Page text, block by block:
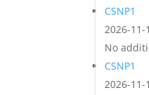
CSNP1
2026-11-
No
CSNP1
2026-11-